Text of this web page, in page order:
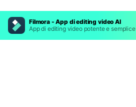
Filmora - App di editing video AI
App di editing video potente e semplice